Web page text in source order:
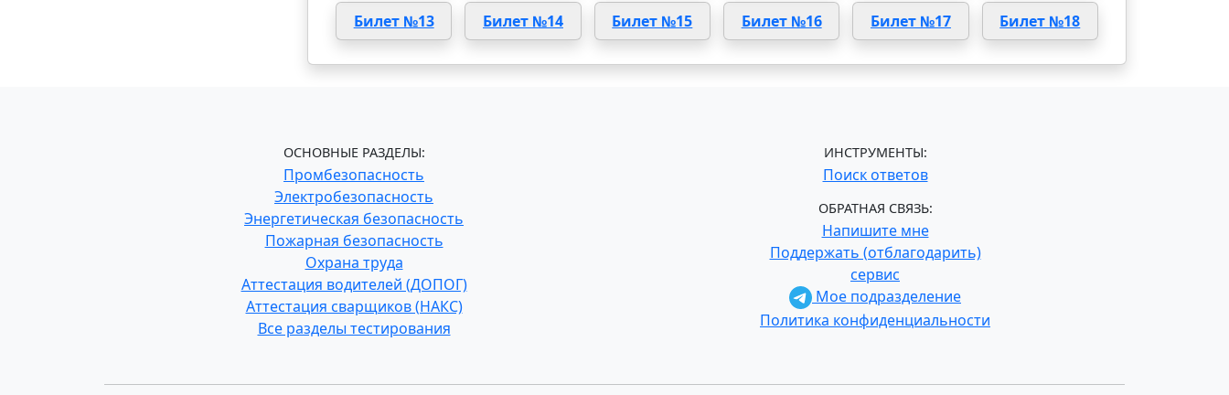
Билет №13 Билет №14 Билет №15 Билет №16 Билет №17 Билет №18
ОСНОВНЫЕ РАЗДЕЛЫ:
Промбезопасность
Электробезопасность
Энергетическая безопасность
Пожарная безопасность
Охрана труда
Аттестация водителей (ДОПОГ)
Аттестация сварщиков (НАКС)
Все разделы тестирования
ИНСТРУМЕНТЫ:
Поиск ответов
ОБРАТНАЯ СВЯЗЬ:
Напишите мне
Поддержать (отблагодарить)
сервис
Мое подразделение
Политика конфиденциальности